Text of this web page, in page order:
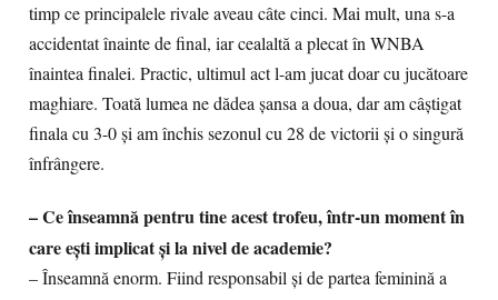
timp ce principalele rivale aveau câte cinci. Mai mult, una s-a
accidentat înainte de final, iar cealaltă a plecat în WNBA
înaintea finalei. Practic, ultimul act l-am jucat doar cu jucătoare
maghiare. Toată lumea ne dădea șansa a doua, dar am câștigat
finala cu 3-0 și am închis sezonul cu 28 de victorii și o singură
înfrângere.
– Ce înseamnă pentru tine acest trofeu, într-un moment în
care ești implicat și la nivel de academie?
– Înseamnă enorm. Fiind responsabil și de partea feminină a